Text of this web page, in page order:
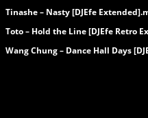
Tinashe – Nasty [DJEfe
Toto – Hold the Line [DJEfe Retro
Wang Chung – Dance Hall Days